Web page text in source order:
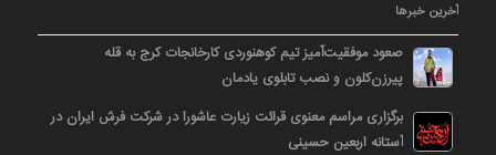
آخرین خبرها
صعود موفقیت‌آمیز تیم کوهنوردی کارخانجات کرج به قله
پیرزن‌کلون و نصب تابلوی یادمان
برگزاری مراسم معنوی قرائت زیارت عاشورا در شرکت فرش ایران در
آستانه اربعین حسینی